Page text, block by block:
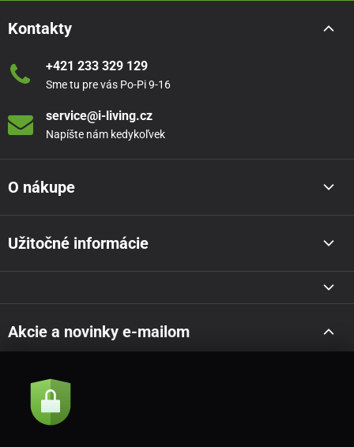
Kontakty
+421 233 329 129
Sme tu pre vás Po-Pi 9-16
service@i-living.cz
Napíšte nám kedykoľvek
O nákupe
Užitočné informácie
Akcie a novinky e-mailom
Súhlasím so